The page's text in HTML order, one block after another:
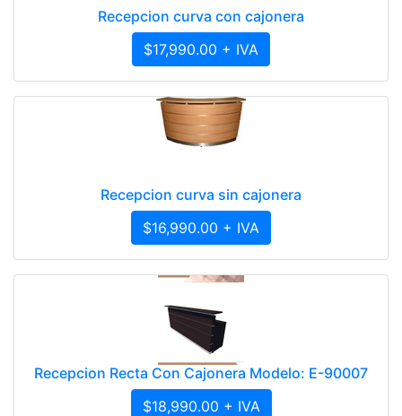
Recepcion curva con cajonera
$17,990.00 + IVA
Recepcion curva sin cajonera
$16,990.00 + IVA
Recepcion Recta Con Cajonera Modelo: E-90007
$18,990.00 + IVA